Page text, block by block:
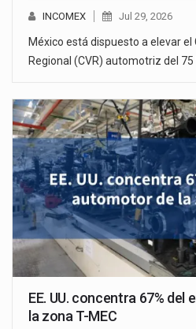
INCOMEX Jul 29, 2026
México está dispuesto a elevar
Regional (CVR) automotriz del 75
EE. UU. concentra 67%
la zona T-MEC